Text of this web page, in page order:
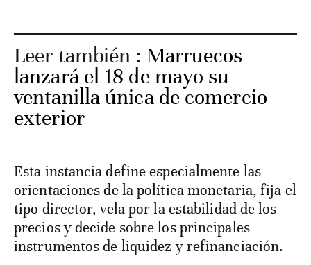
Leer también : Marruecos
lanzará el 18 de mayo su
ventanilla única de comercio
exterior
Esta instancia define especialmente las
orientaciones de la política monetaria, fija el
tipo director, vela por la estabilidad de los
precios y decide sobre los principales
instrumentos de liquidez y refinanciación.